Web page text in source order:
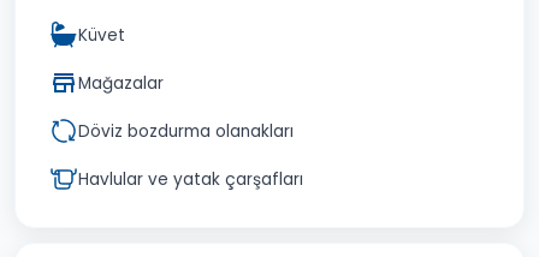
Küvet
Mağazalar
Döviz bozdurma olanakları
Havlular ve yatak çarşafları